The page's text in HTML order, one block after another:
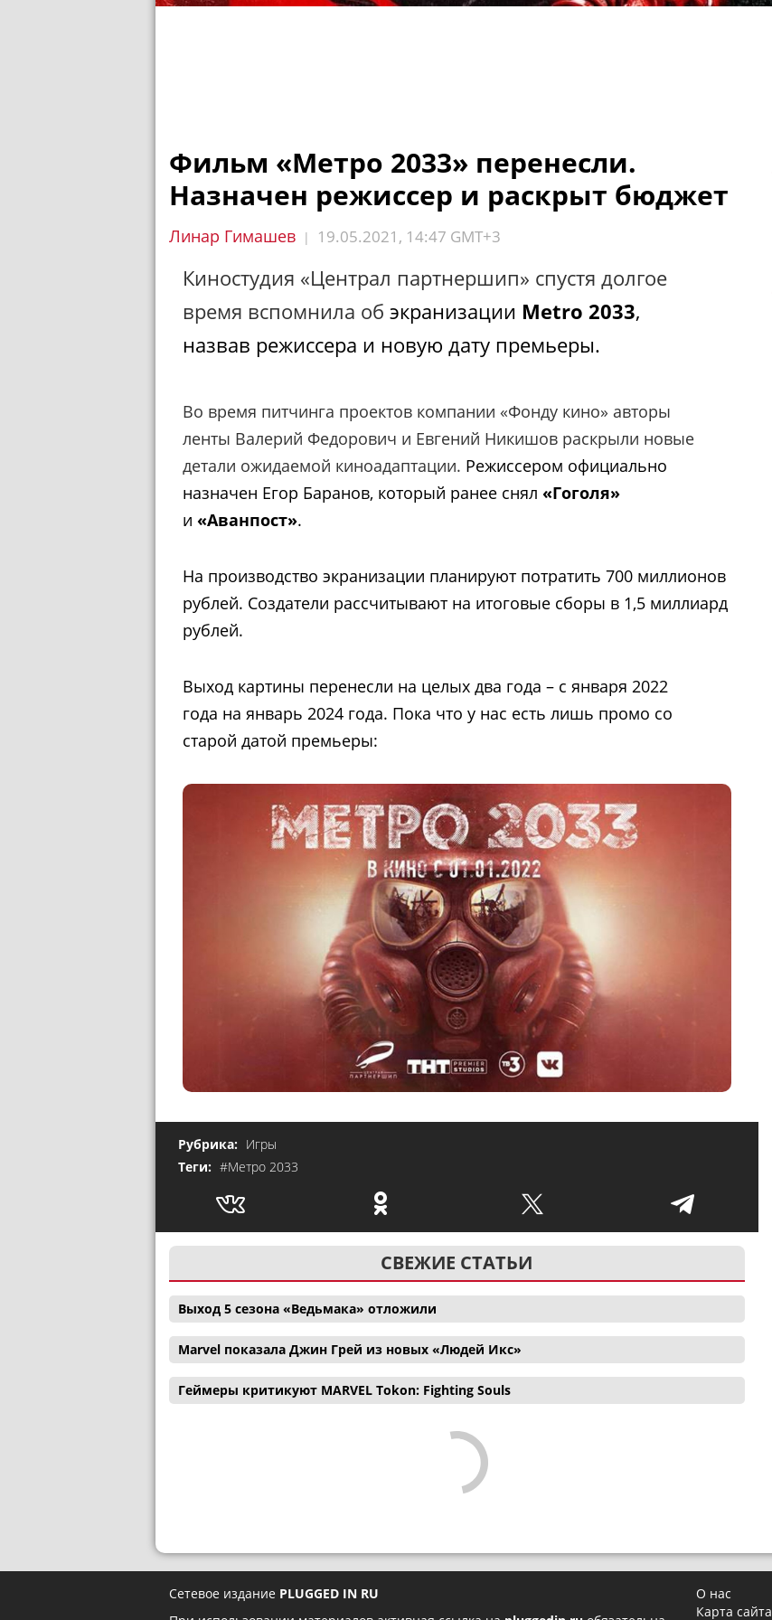
Фильм «Метро 2033» перенесли.
Назначен режиссер и раскрыт бюджет
Линар Гимашев | 19.05.2021, 14:47 GMT+3
Киностудия «Централ партнершип» спустя долгое
время вспомнила об экранизации Metro 2033,
назвав режиссера и новую дату премьеры.
Во время питчинга проектов компании «Фонду кино» авторы
ленты Валерий Федорович и Евгений Никишов раскрыли новые
детали ожидаемой киноадаптации. Режиссером официально
назначен Егор Баранов, который ранее снял «Гоголя»
и «Аванпост».
На производство экранизации планируют потратить 700 миллионов
рублей. Создатели рассчитывают на итоговые сборы в 1,5 миллиард
рублей.
Выход картины перенесли на целых два года – с января 2022
года на январь 2024 года. Пока что у нас есть лишь промо со
старой датой премьеры:
Рубрика: Игры
Теги: #Метро 2033
СВЕЖИЕ СТАТЬИ
Выход 5 сезона «Ведьмака» отложили
Marvel показала Джин Грей из новых «Людей Икс»
Геймеры критикуют MARVEL Tokon: Fighting Souls
Сетевое издание PLUGGED IN RU
О нас
Карта сайта